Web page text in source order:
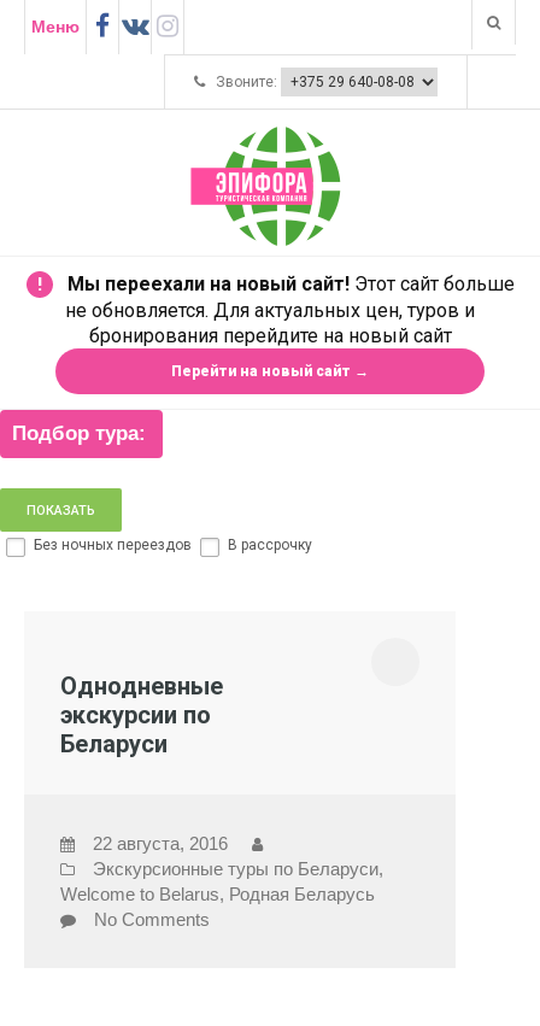
Меню
Звоните:
! Мы переехали на новый сайт!Этот сайт больше
не обновляется. Для актуальных цен, туров и
бронирования перейдите на новый сайт
Перейти на новый сайт →
Подбор тура:
Без ночных переездов В рассрочку
Однодневные
экскурсии по
Беларуси
22 августа, 2016
Экскурсионные туры по Беларуси,
Welcome to Belarus, Родная Беларусь
No Comments